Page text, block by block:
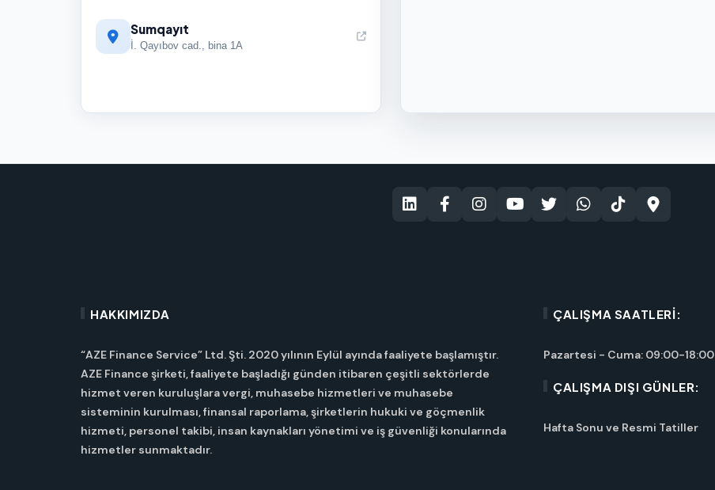
Sumqayıt
İ. Qayıbov cad., bina 1A
HAKKIMIZDA
“AZE Finance Service” Ltd. Şti. 2020 yılının Eylül ayında faaliyete başlamıştır.
AZE Finance şirketi, faaliyete başladığı günden itibaren çeşitli sektörlerde
hizmet veren kuruluşlara vergi, muhasebe hizmetleri ve muhasebe
sisteminin kurulması, finansal raporlama, şirketlerin hukuki ve göçmenlik
hizmeti, personel takibi, insan kaynakları yönetimi ve iş güvenliği konularında
hizmetler sunmaktadır.
ÇALIŞMA SAATLERI:
Pazartesi - Cuma: 09:00-18:00
ÇALIŞMA DIŞI GÜNLER:
Hafta Sonu ve Resmi Tatiller